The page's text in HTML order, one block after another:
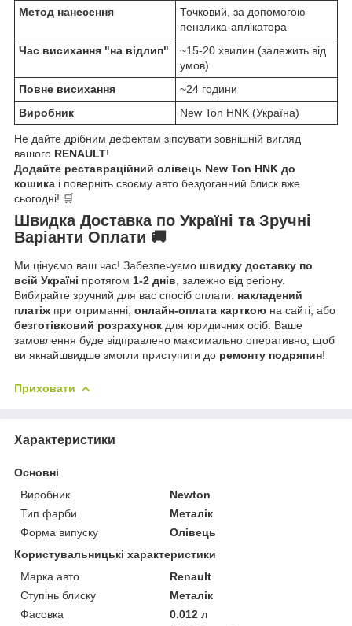
Метод нанесення
Точковий, за допомогою
пензлика-аплікатора
Час висихання "на відлип"
~15-20 хвилин (залежить від
умов)
Повне висихання
~24 години
Виробник
New Ton HNK (Україна)
Не дайте дрібним дефектам зіпсувати зовнішній вигляд
вашого RENAULT!
Додайте реставраційний олівець New Ton HNK до
кошика і поверніть своєму авто бездоганний блиск вже
сьогодні! 🛒
Швидка Доставка по Україні та Зручні
Варіанти Оплати 🚚
Ми цінуємо ваш час! Забезпечуємо швидку доставку по
всій Україні протягом 1-2 днів , залежно від регіону.
Вибирайте зручний для вас спосіб оплати: накладений
платіж при отриманні, онлайн-оплата карткою на сайті, або
безготівковий розрахунок для юридичних осіб. Ваше
замовлення буде відправлено максимально оперативно, щоб
ви якнайшвидше змогли приступити до ремонту подряпин!
Приховати
Характеристики
Основні
Виробник
Newton
Тип фарби
Металік
Форма випуску
Олівець
Користувальницькі характеристики
Марка авто
Renault
Ступінь блиску
Металік
Фасовка
0.012 л